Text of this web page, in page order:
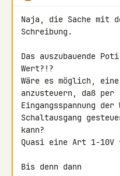
Naja, die Sache mit
Schreibung.
Das auszubauende
Wert?!?
Wäre es möglich,
anzusteuern, daß per
Eingangsspannung
Schaltausgang
kann?
Quasi eine Art 1-10V
Bis denn dann